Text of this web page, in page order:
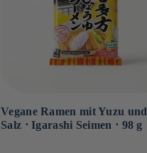
Vegane Ramen mit Yuzu und
Salz ⋅ Igarashi Seimen ⋅ 98 g